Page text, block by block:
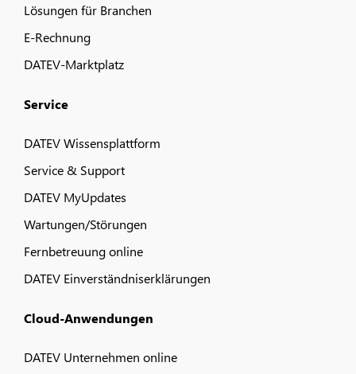
Lösungen für Branchen
E-Rechnung
DATEV-Marktplatz
Service
DATEV Wissensplattform
Service & Support
DATEV MyUpdates
Wartungen/Störungen
Fernbetreuung online
DATEV Einverständniserklärungen
Cloud-Anwendungen
DATEV Unternehmen online